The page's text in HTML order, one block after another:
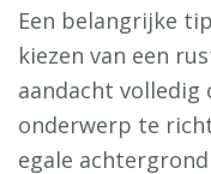
Een belangrijke
kiezen van een
aandacht volledig
onderwerp te
egale